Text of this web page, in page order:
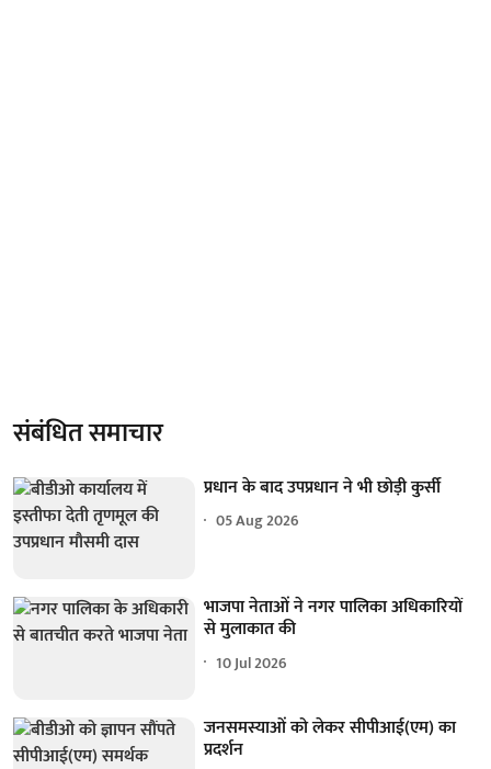
संबंधित समाचार
प्रधान के बाद उपप्रधान ने भी छोड़ी कुर्सी
05 Aug 2026
भाजपा नेताओं ने नगर पालिका अधिकारियों
से मुलाकात की
10 Jul 2026
जनसमस्याओं को लेकर सीपीआई(एम) का
प्रदर्शन